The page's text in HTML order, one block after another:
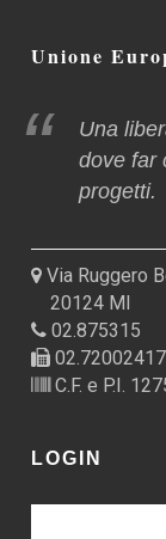
Unione
Una
dove far
progetti.
Via Ruggero
20124 MI
02.875315
02.72002417
C.F. e P.I.
LOGIN